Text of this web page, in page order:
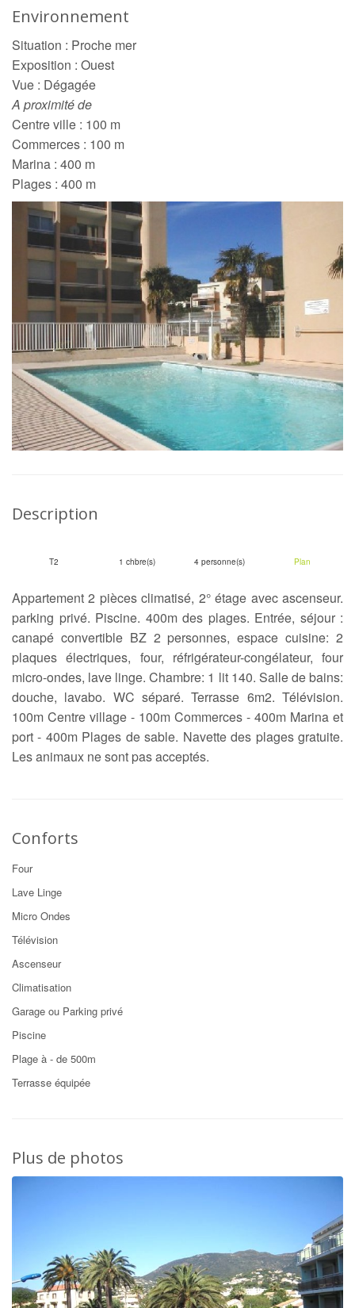
Environnement
Situation : Proche mer
Exposition : Ouest
Vue : Dégagée
A proximité de
Centre ville : 100 m
Commerces : 100 m
Marina : 400 m
Plages : 400 m
Description
T2 1 chbre(s) 4 personne(s) Plan
Appartement 2 pièces climatisé, 2° étage avec ascenseur.
parking privé. Piscine. 400m des plages. Entrée, séjour :
canapé convertible BZ 2 personnes, espace cuisine: 2
plaques électriques, four, réfrigérateur-congélateur, four
micro-ondes, lave linge. Chambre: 1 lit 140. Salle de bains:
douche, lavabo. WC séparé. Terrasse 6m2. Télévision.
100m Centre village - 100m Commerces - 400m Marina et
port - 400m Plages de sable. Navette des plages gratuite.
Les animaux ne sont pas acceptés.
Conforts
Four
Lave Linge
Micro Ondes
Télévision
Ascenseur
Climatisation
Garage ou Parking privé
Piscine
Plage à - de 500m
Terrasse équipée
Plus de photos